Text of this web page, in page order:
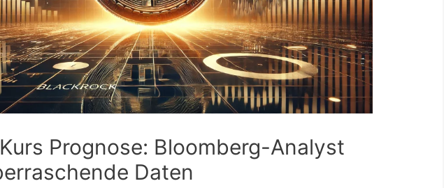
Prognose: Bloomberg-Analyst
Daten